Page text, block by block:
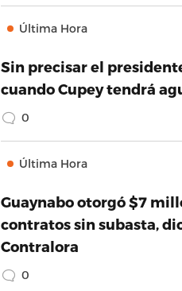
Última Hora
Sin precisar el
cuando Cupey tendrá
0
Última Hora
Guaynabo otorgó $7
contratos sin subasta,
Contralora
0